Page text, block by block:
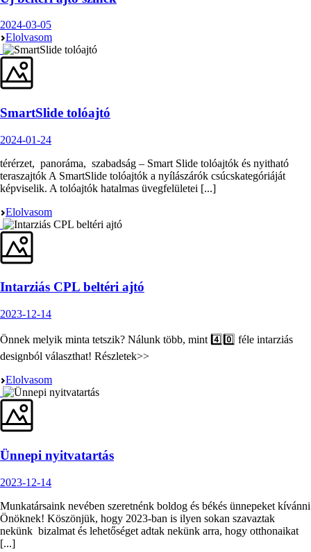
2024-03-05
Elolvasom
SmartSlide tolóajtó
2024-01-24
térérzet, panoráma, szabadság – Smart Slide tolóajtók és nyitható
teraszajtók A SmartSlide tolóajtók a nyílászárók csúcskategóriáját
képviselik. A tolóajtók hatalmas üvegfelületei [...]
Elolvasom
Intarziás CPL beltéri ajtó
2023-12-14
Önnek melyik minta tetszik? Nálunk több, mint 4️⃣0️⃣ féle intarziás
designból választhat! Részletek>>
Elolvasom
Ünnepi nyitvatartás
2023-12-14
Munkatársaink nevében szeretnénk boldog és békés ünnepeket kívánni
Önöknek! Köszönjük, hogy 2023-ban is ilyen sokan szavaztak
nekünk bizalmat és lehetőséget adtak nekünk arra, hogy otthonaikat
[...]